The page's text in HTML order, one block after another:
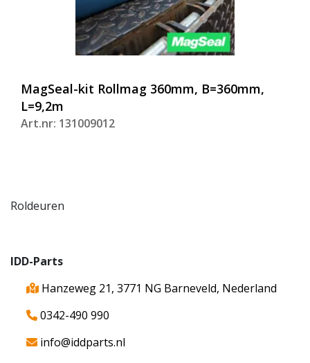
MagSeal-kit Rollmag 360mm, B=360mm,
L=9,2m
Art.nr: 131009012
Roldeuren
IDD-Parts
Hanzeweg 21, 3771 NG Barneveld, Nederland
0342-490 990
info@iddparts.nl